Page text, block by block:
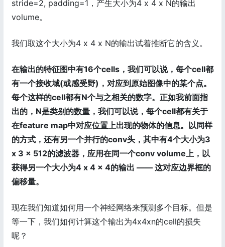
stride=2, padding=1，产生大小为4 x 4 x N的输出
volume。
我们取这个大小为4 x 4 x N的输出试着推断它的含义。
在输出的特征图中有16个cells，我们可以说，每个cell都
有一个接收域(或感受野)，对应到原始图像中的某个点。
每个这样的cell都有N个与之相关的数字。正如我前面指
出的，N是类别的数量，我们可以说，每个cell都有关于
在feature map中对应位置上出现的物体的信息。以同样
的方式，还有另一个并行的conv头，其中有4个大小为3
x 3 x 512的滤波器，应用在同一个conv volume上，以
获得另一个大小为4 x 4 x 4的输出 —— 这对应边界框的
偏移量。
现在我们知道如何用一个神经网络来预测多个目标。但是
等一下，我们如何计算这个输出为4x4xn的cell的损失
呢？